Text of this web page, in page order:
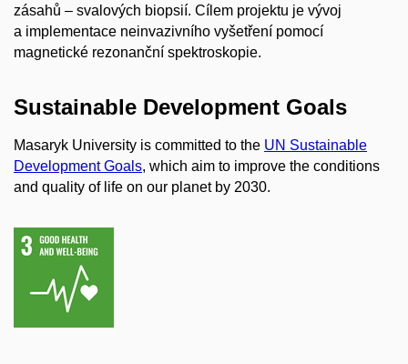
zásahů – svalových biopsií. Cílem projektu je vývoj
a implementace neinvazivního vyšetření pomocí
magnetické rezonanční spektroskopie.
Sustainable Development Goals
Masaryk University is committed to the UN Sustainable
Development Goals, which aim to improve the conditions
and quality of life on our planet by 2030.